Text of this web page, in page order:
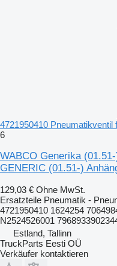
4721950410
6
WABCO Generika
GENERIC (01.51-)
129,03 € Ohne MwSt.
Ersatzteile Pneumatik -
4721950410 1624254
N2524526001
Estland, Tallinn
TruckParts Eesti OÜ
Verkäufer kontaktieren